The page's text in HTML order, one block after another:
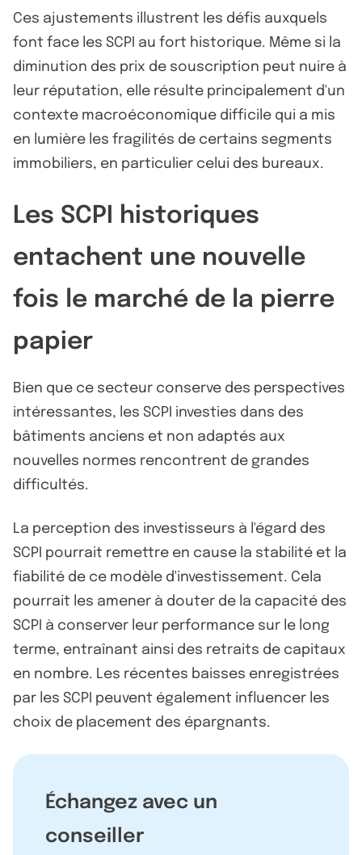
Ces ajustements illustrent les défis auxquels
font face les SCPI au fort historique. Même si la
diminution des prix de souscription peut nuire à
leur réputation, elle résulte principalement d'un
contexte macroéconomique difficile qui a mis
en lumière les fragilités de certains segments
immobiliers, en particulier celui des bureaux.
Les SCPI historiques
entachent une nouvelle
fois le marché de la pierre
papier
Bien que ce secteur conserve des perspectives
intéressantes, les SCPI investies dans des
bâtiments anciens et non adaptés aux
nouvelles normes rencontrent de grandes
difficultés.
La perception des investisseurs à l'égard des
SCPI pourrait remettre en cause la stabilité et la
fiabilité de ce modèle d'investissement. Cela
pourrait les amener à douter de la capacité des
SCPI à conserver leur performance sur le long
terme, entraînant ainsi des retraits de capitaux
en nombre. Les récentes baisses enregistrées
par les SCPI peuvent également influencer les
choix de placement des épargnants.
Échangez avec un
conseiller